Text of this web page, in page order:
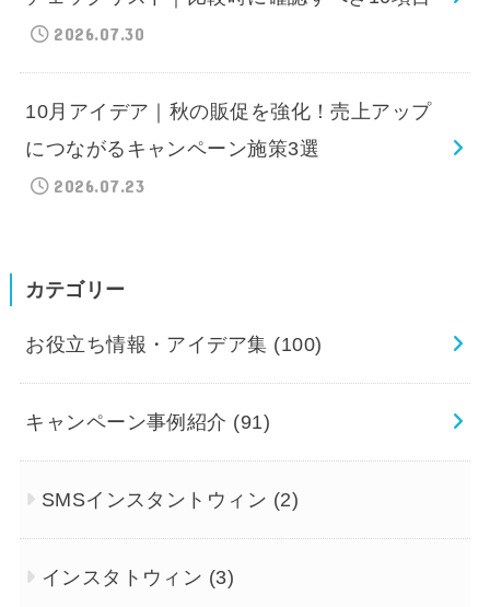
2026.07.30
10月アイデア｜秋の販促を強化！売上アップ
につながるキャンペーン施策3選
2026.07.23
カテゴリー
お役立ち情報・アイデア集 (100)
キャンペーン事例紹介 (91)
SMSインスタントウィン (2)
インスタトウィン (3)